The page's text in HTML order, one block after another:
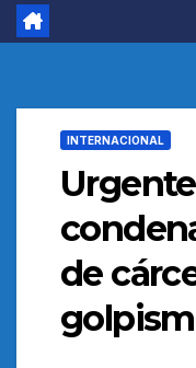
INTERNACIONAL
de